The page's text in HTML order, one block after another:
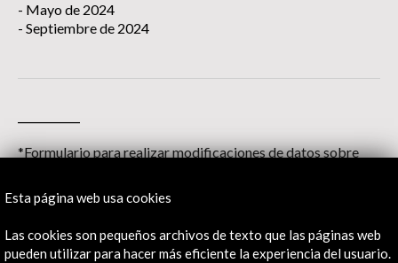
- Mayo de 2024
- Septiembre de 2024
*Formulario para realizar modificaciones de datos sobre
Esta página web usa cookies
Las cookies son pequeños archivos de texto que las páginas web
pueden utilizar para hacer más eficiente la experiencia del usuario.